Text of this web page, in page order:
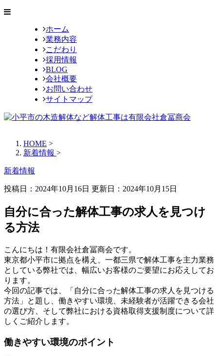
ホーム
業務内容
こだわり
採用情報
BLOG
会社概要
お問い合わせ
サイトマップ
HOME >
新着情報 >
新着情報
投稿日：2024年10月16日 更新日： 2024年10月15日
自分に合った解体工事の求人を見つけ
る方法
こんにちは！有限会社倉冨商会です。
東京都小平市に拠点を構え、一都三県で解体工事を主力業務
としている弊社では、幅広いお客様のご要望にお応えしてお
ります。
今回の記事では、「自分に合った解体工事の求人を見つける
方法」と題し、働きやすい環境、未経験者が活躍できる会社
の選び方、そして弊社における資格取得支援制度について詳
しくご紹介します。
働きやすい環境のポイント